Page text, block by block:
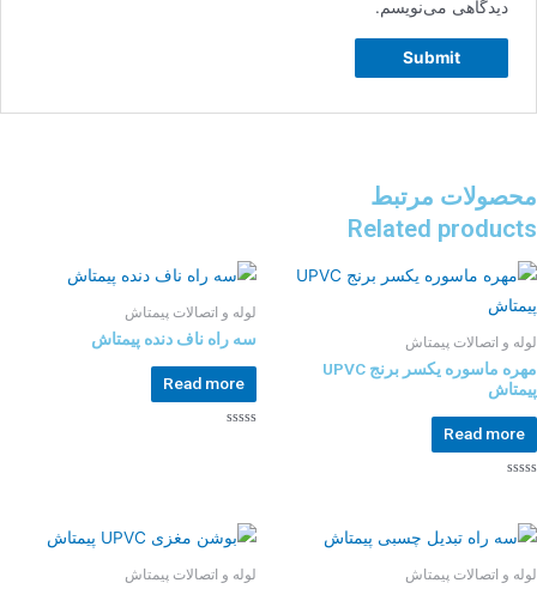
دیدگاهی می‌نویسم.
محصولات مرتبط
Related products
لوله و اتصالات پیمتاش
مهره ماسوره یکسر برنج UPVC
پیمتاش
Read more
of
5
لوله و اتصالات پیمتاش
سه راه ناف دنده پیمتاش
Read more
لوله و اتصالات پیمتاش لوله و اتصالات پیمتاش